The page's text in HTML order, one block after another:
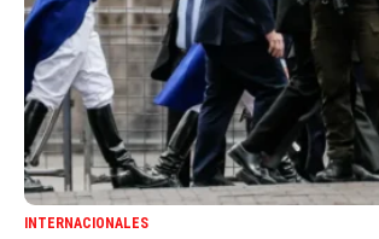
INTERNACIONALES